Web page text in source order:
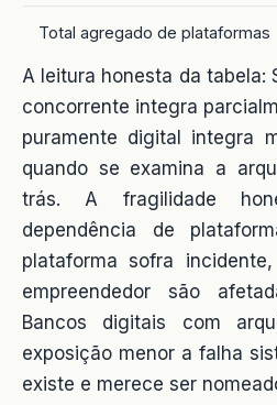
Total agregado de plataformas
A leitura honesta da tabela:
concorrente integra
puramente digital integra
quando se examina a
trás. A fragilidade
dependência de
plataforma sofra
empreendedor são
Bancos digitais com
exposição menor a falha
existe e merece ser